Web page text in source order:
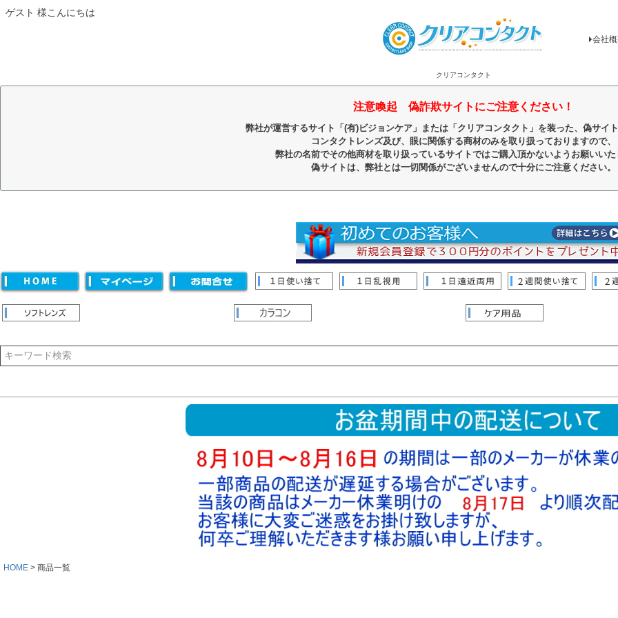
ゲスト 様こんにちは
クリアコンタクト
会社
注意喚起 偽詐欺サイトにご注意ください！
弊社が運営するサイト「(有)ビジョンケア」または「クリアコンタクト」を装った、偽サイ
コンタクトレンズ及び、眼に関係する商材のみを取り扱っておりますので、
弊社の名前でその他商材を取り扱っているサイトではご購入頂かないようお願いい
偽サイトは、弊社とは一切関係がございませんので十分にご注意ください。
並び順
新着順
登録順 価格が安い順 価格が高い順 優先度順
レビュー順
キーワードヒット順
HOME 商品一覧